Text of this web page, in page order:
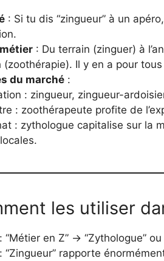
: Si tu dis “zingueur” à un
: Du terrain (zinguer) à
(zoothérapie). Il y en a pour
du marché :
: zingueur, zingueur-
: zoothérapeute profite de
: zythologue capitalise sur la
les utiliser
: “Métier en Z” → “Zythologue” ou
: “Zingueur” rapporte